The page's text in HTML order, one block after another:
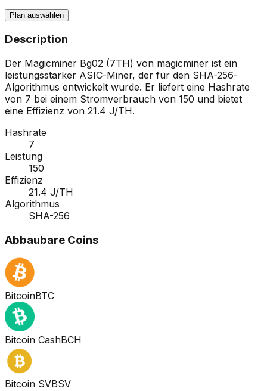
Plan auswählen
Description
Der Magicminer Bg02 (7TH) von magicminer ist ein
leistungsstarker ASIC-Miner, der für den SHA-256-
Algorithmus entwickelt wurde. Er liefert eine Hashrate
von 7 bei einem Stromverbrauch von 150 und bietet
eine Effizienz von 21.4 J/TH.
Hashrate
7
Leistung
150
Effizienz
21.4 J/TH
Algorithmus
SHA-256
Abbaubare Coins
BitcoinBTC
Bitcoin CashBCH
Bitcoin SVBSV